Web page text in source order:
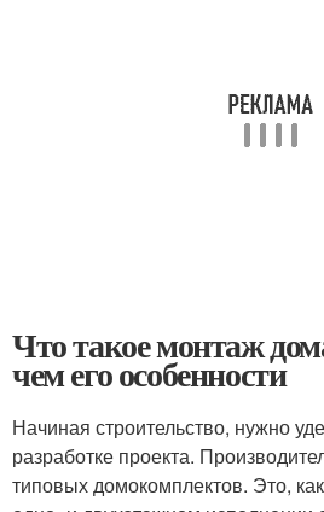
Что такое монтаж
чем его особенности
Начиная строительство, нужно
разработке проекта.
типовых домокомплектов. Это,